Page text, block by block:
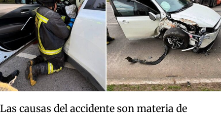
Las causas del accidente son materia de